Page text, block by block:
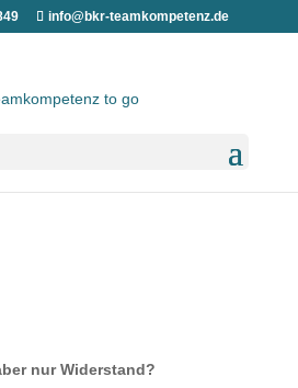
info@bkr-teamkompetenz.de
nur Widerstand?